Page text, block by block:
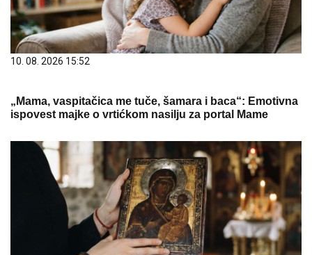
10. 08. 2026 09:05
Bogorodica ili sv Petka: Koje ikone mame nose u
novčanicima